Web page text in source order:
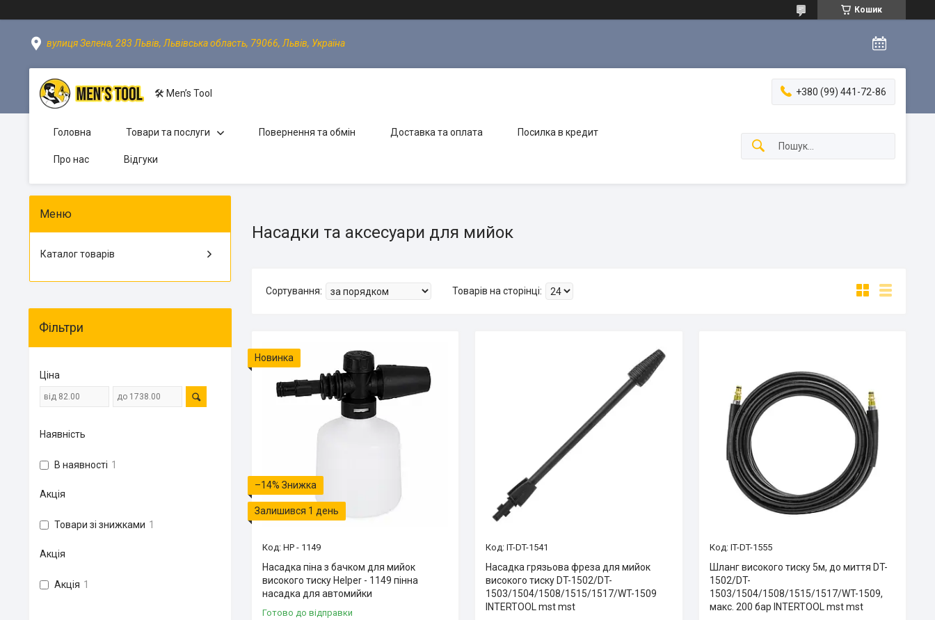
Кошик
вулиця Зелена, 283 Львів, Львівська область, 79066, Львів, Україна
🛠 Men’s Tool +380 (99) 441-72-86
Головна Товари та послуги Повернення та обмін Доставка та оплата Посилка в кредит
Про нас Відгуки
Насадки та аксесуари для мийок
Новинка
–14%
Залишився 1 день
HP - 1149
Насадка піна з бачком для мийок
високого тиску Helper - 1149 пінна
насадка для автомийки
Готово до відправки
IT-DT-1541
Насадка грязьова фреза для мийок
високого тиску DT-1502/DT-
1503/1504/1508/1515/1517/WT-1509
INTERTOOL mst mst
IT-DT-1555
Шланг високого тиску 5м, до миття DT-
1502/DT-
1503/1504/1508/1515/1517/WT-1509,
макс. 200 бар INTERTOOL mst mst
Каталог товарів
Фільтри
Ціна
Наявність
В наявності 1
Акція
Товари зі знижками 1
Акція
Акція 1